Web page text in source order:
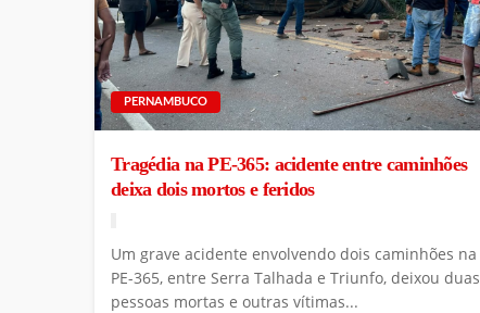
PERNAMBUCO
Tragédia na PE-365: acidente entre caminhões
deixa dois mortos e feridos
Um grave acidente envolvendo dois caminhões na
PE-365, entre Serra Talhada e Triunfo, deixou duas
pessoas mortas e outras vítimas...